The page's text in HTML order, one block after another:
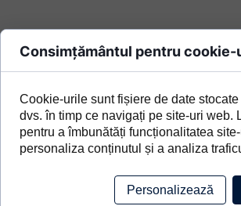
Sensi
Beige
Consimțământul pentru cookie-
Cookie-urile sunt fișiere de date stocate
dvs. în timp ce navigați pe site-uri web.
pentru a îmbunătăți funcționalitatea
personaliza conținutul și a analiza
Personalizează